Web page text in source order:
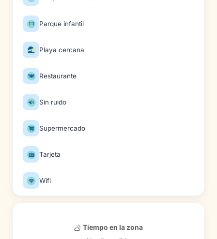
Parque infantil
Playa cercana
Restaurante
Sin ruido
Supermercado
Tarjeta
Wifi
Tiempo en la zona